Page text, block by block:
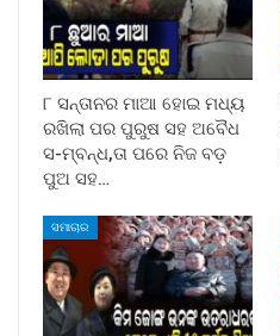
୮ ସନ୍ତାନର ମାଆ ହୋଇ ମଧ୍ୟ
ରଖିଲା ପର ପୁରୁଷ ସହ ଅବୈଧ
ସ-ମ୍ବନ୍ଧ,ତା ପରେ ନିଜ ବଡ଼
ପୁଅ ସହ…
ସମାଚାର